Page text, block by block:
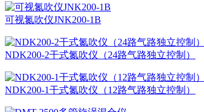
可视氮吹仪JNK200-1B
NDK200-2干式氮吹仪（24路气路独立控制）
NDK200-1干式氮吹仪（12路气路独立控制）